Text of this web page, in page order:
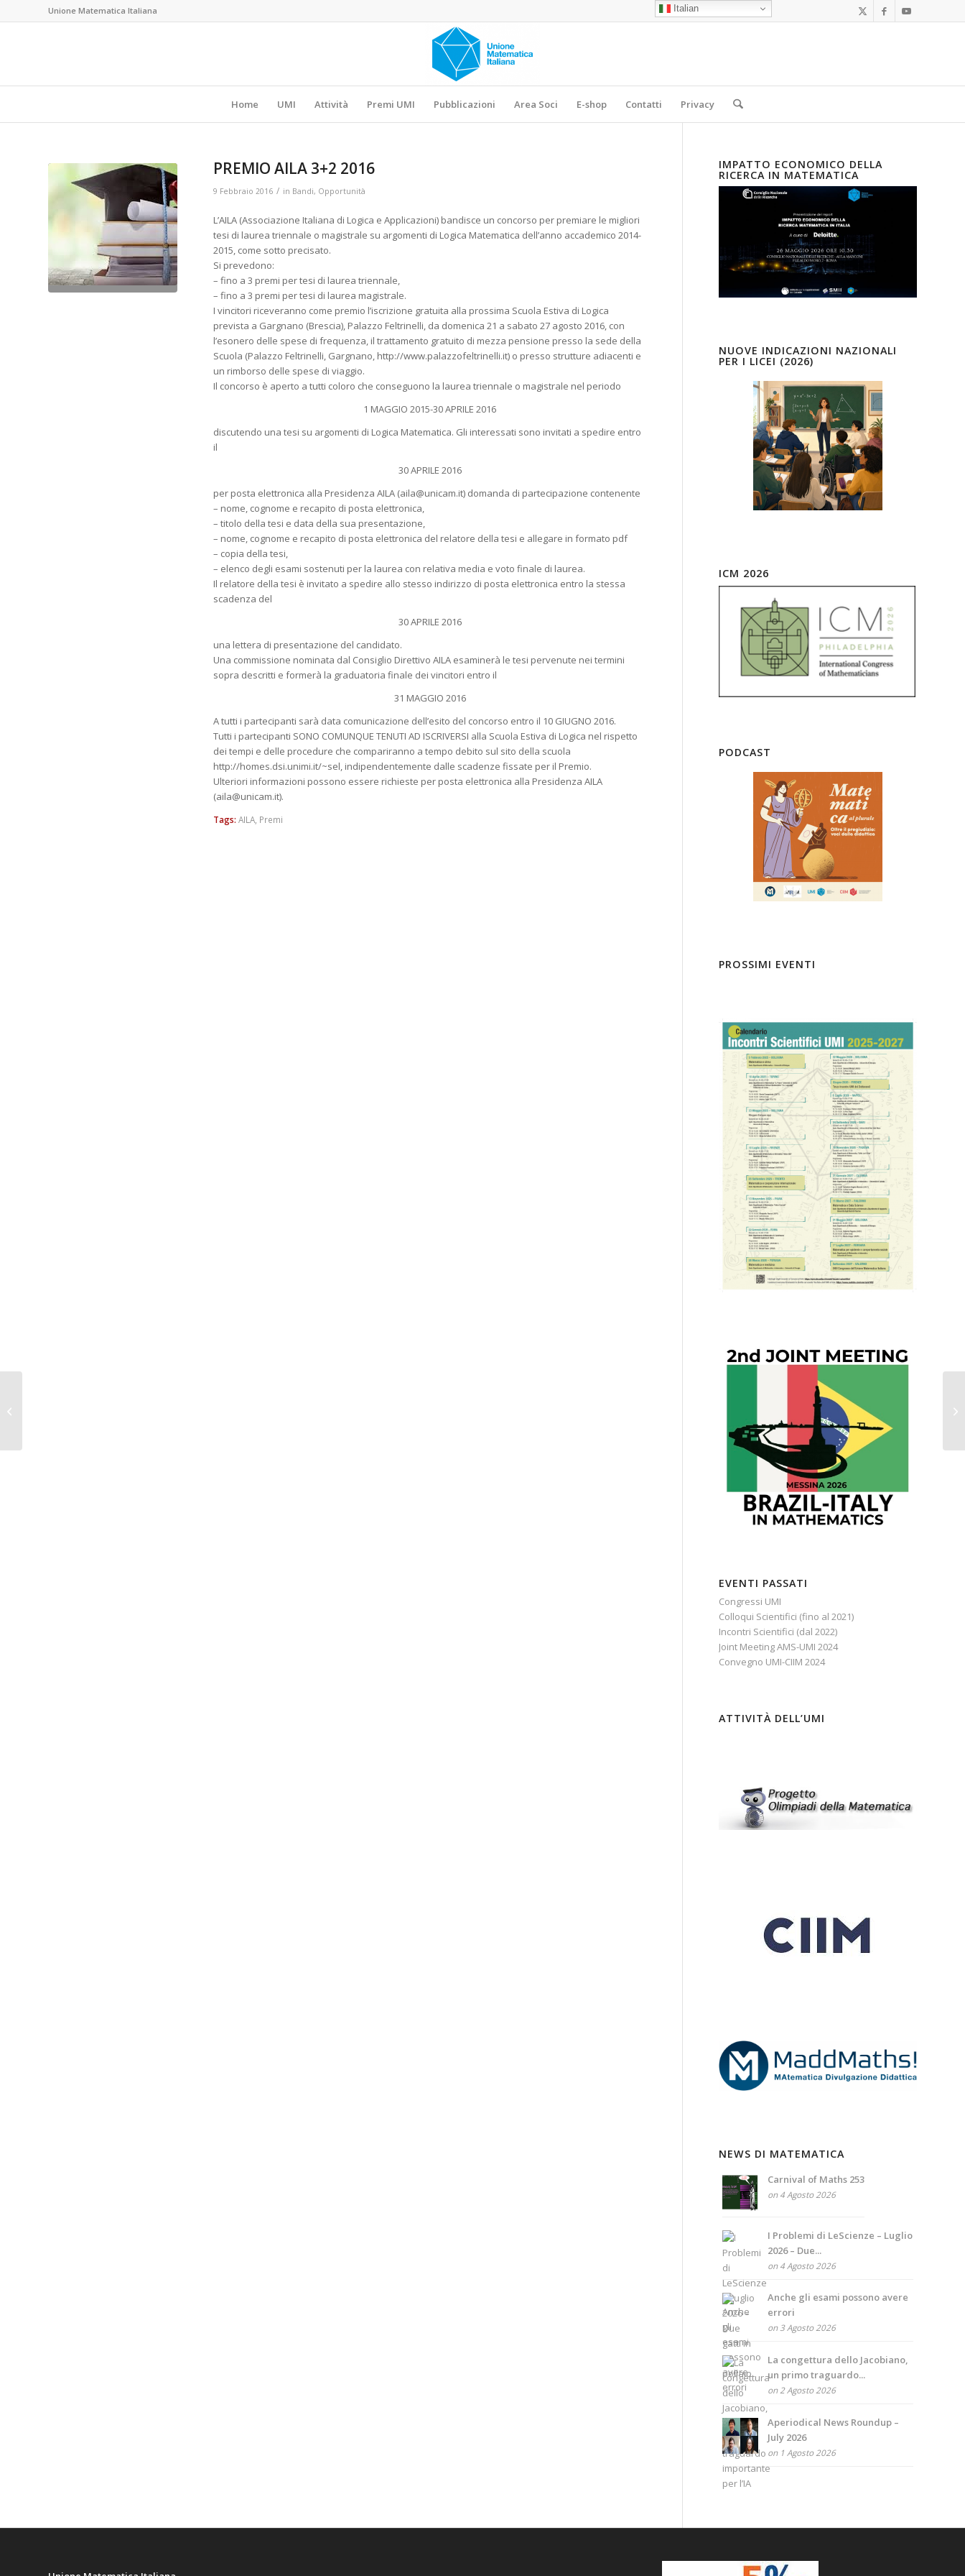
Unione Matematica Italiana
Home UMI Attività Premi UMI Pubblicazioni Area Soci E-shop Contatti Privacy
PREMIO AILA 3+2 2016
9 Febbraio 2016 / in Bandi, Opportunità
L’AILA (Associazione Italiana di Logica e Applicazioni) bandisce un concorso per premiare le migliori
tesi di laurea triennale o magistrale su argomenti di Logica Matematica dell’anno accademico 2014-
2015, come sotto precisato.
Si prevedono:
– fino a 3 premi per tesi di laurea triennale,
– fino a 3 premi per tesi di laurea magistrale.
I vincitori riceveranno come premio l’iscrizione gratuita alla prossima Scuola Estiva di Logica
prevista a Gargnano (Brescia), Palazzo Feltrinelli, da domenica 21 a sabato 27 agosto 2016, con
l’esonero delle spese di frequenza, il trattamento gratuito di mezza pensione presso la sede della
Scuola (Palazzo Feltrinelli, Gargnano, http://www.palazzofeltrinelli.it) o presso strutture adiacenti e
un rimborso delle spese di viaggio.
Il concorso è aperto a tutti coloro che conseguono la laurea triennale o magistrale nel periodo
1 MAGGIO 2015-30 APRILE 2016
discutendo una tesi su argomenti di Logica Matematica. Gli interessati sono invitati a spedire entro
il
30 APRILE 2016
per posta elettronica alla Presidenza AILA (aila@unicam.it) domanda di partecipazione contenente
– nome, cognome e recapito di posta elettronica,
– titolo della tesi e data della sua presentazione,
– nome, cognome e recapito di posta elettronica del relatore della tesi e allegare in formato pdf
– copia della tesi,
– elenco degli esami sostenuti per la laurea con relativa media e voto finale di laurea.
Il relatore della tesi è invitato a spedire allo stesso indirizzo di posta elettronica entro la stessa
scadenza del
30 APRILE 2016
una lettera di presentazione del candidato.
Una commissione nominata dal Consiglio Direttivo AILA esaminerà le tesi pervenute nei termini
sopra descritti e formerà la graduatoria finale dei vincitori entro il
31 MAGGIO 2016
A tutti i partecipanti sarà data comunicazione dell’esito del concorso entro il 10 GIUGNO 2016.
Tutti i partecipanti SONO COMUNQUE TENUTI AD ISCRIVERSI alla Scuola Estiva di Logica nel rispetto
dei tempi e delle procedure che compariranno a tempo debito sul sito della scuola
http://homes.dsi.unimi.it/~sel, indipendentemente dalle scadenze fissate per il Premio.
Ulteriori informazioni possono essere richieste per posta elettronica alla Presidenza AILA
(aila@unicam.it).
Tags: AILA, Premi
IMPATTO ECONOMICO DELLA
RICERCA IN MATEMATICA
NUOVE INDICAZIONI NAZIONALI
PER I LICEI (2026)
ICM 2026
PODCAST
PROSSIMI EVENTI
EVENTI PASSATI
Congressi UMI
Colloqui Scientifici (fino al 2021)
Incontri Scientifici (dal 2022)
Joint Meeting AMS-UMI 2024
Convegno UMI-CIIM 2024
ATTIVITÀ DELL’UMI
NEWS DI MATEMATICA
Carnival of Maths 253
on 4 Agosto 2026
I Problemi di LeScienze – Luglio
2026 – Due...
on 4 Agosto 2026
Anche gli esami possono avere
errori
on 3 Agosto 2026
La congettura dello Jacobiano,
un primo traguardo...
on 2 Agosto 2026
Aperiodical News Roundup –
July 2026
on 1 Agosto 2026
Italian